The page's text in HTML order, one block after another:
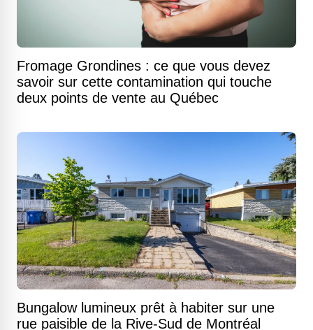
Fromage Grondines : ce que vous devez
savoir sur cette contamination qui touche
deux points de vente au Québec
Bungalow lumineux prêt à habiter sur une
rue paisible de la Rive-Sud de Montréal